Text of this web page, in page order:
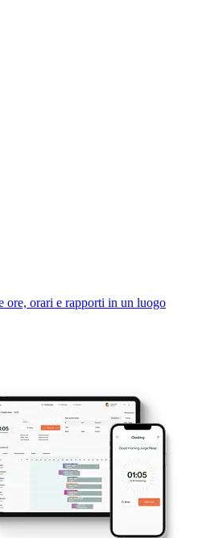
ore, orari e rapporti in un luogo